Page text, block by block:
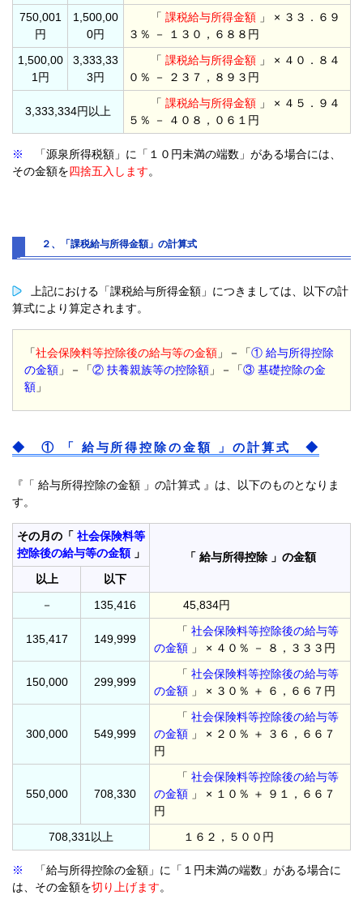
750,001
円
1,500,00
0円
「 課税給与所得金額 」 × ３３．６９
３％ － １３０，６８８円
1,500,00
1円
3,333,33
3円
「 課税給与所得金額 」 × ４０．８４
０％ － ２３７，８９３円
3,333,334円以上
「 課税給与所得金額 」 × ４５．９４
５％ － ４０８，０６１円
※
「源泉所得税額」に「１０円未満の端数」がある場合には、
その金額を四捨五入します。
２、「課税給与所得金額」の計算式
上記における「課税給与所得金額」につきましては、以下の計
算式により算定されます。
「社会保険料等控除後の給与等の金額 」－「① 給与所得控除
の金額 」－「② 扶養親族等の控除額 」－「③ 基礎控除の金
額 」
◆ ① 「 給与所得控除の金額 」の計算式 ◆
『「 給与所得控除の金額 」の計算式 』は、以下のものとなりま
す。
その月の「 社会保険料等
控除後の給与等の金額」
「 給与所得控除 」の金額
以上
以下
－
135,416 45,834円
135,417 149,999
「 社会保険料等控除後の給与等
の金額 」 × ４０％ － ８，３３３円
150,000 299,999
「 社会保険料等控除後の給与等
の金額 」 × ３０％ ＋ ６，６６７円
300,000 549,999
「 社会保険料等控除後の給与等
の金額 」 × ２０％ ＋ ３６，６６７
円
550,000 708,330
「 社会保険料等控除後の給与等
の金額 」 × １０％ ＋ ９１，６６７
円
708,331以上
１６２，５００円
※
「給与所得控除の金額」に「１円未満の端数」がある場合に
は、その金額を切り上げます。